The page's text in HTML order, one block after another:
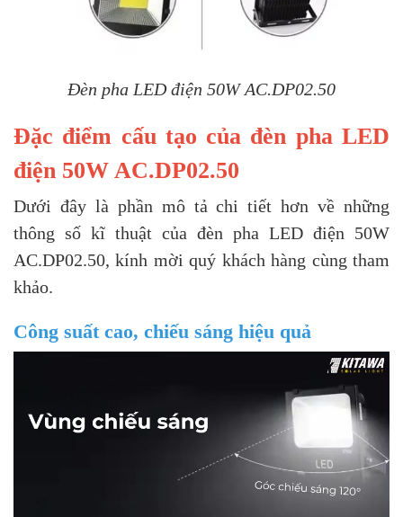
Đèn pha LED điện 50W AC.DP02.50
Đặc điểm cấu tạo của đèn pha LED
điện 50W AC.DP02.50
Dưới đây là phần mô tả chi tiết hơn về những
thông số kĩ thuật của đèn pha LED điện 50W
AC.DP02.50, kính mời quý khách hàng cùng tham
khảo.
Công suất cao, chiếu sáng hiệu quả